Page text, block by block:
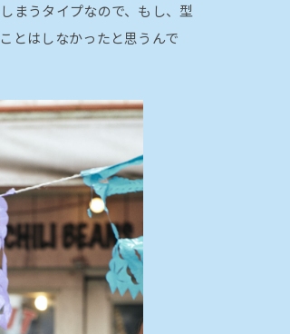
まうタイプなので、もし、型
とはしなかったと思うんで